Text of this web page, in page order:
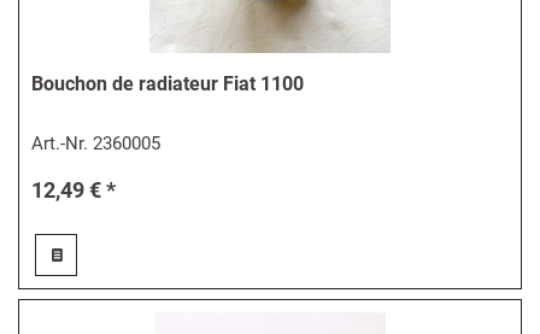
Bouchon de radiateur Fiat 1100
Art.-Nr.2360005
12,49 € *